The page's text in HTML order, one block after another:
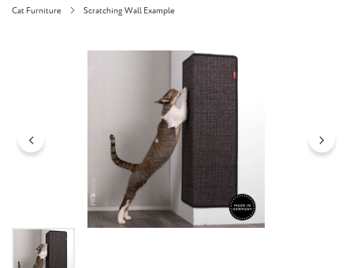
Cat Furniture Scratching Wall Example